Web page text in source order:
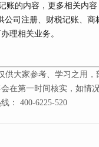
账的内容，更多相关内
公司注册、财税记账、商
理相关业务。
大家参考、学习之用，
在第一时间核实，如情
： 400-6225-520